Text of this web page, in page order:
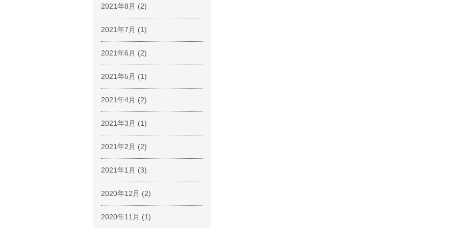
2021年8月 (2)
2021年7月 (1)
2021年6月 (2)
2021年5月 (1)
2021年4月 (2)
2021年3月 (1)
2021年2月 (2)
2021年1月 (3)
2020年12月 (2)
2020年11月 (1)